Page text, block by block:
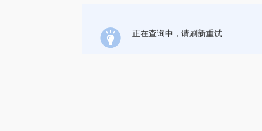
正在查询中，请刷新重试